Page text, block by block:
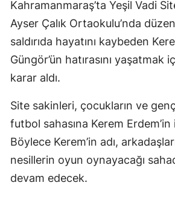
Kahramanmaraş’ta Yeşil Vadi
Ayser Çalık Ortaokulu’nda
saldırıda hayatını kaybeden
Güngör’ün hatırasını yaşatmak
karar aldı.
Site sakinleri, çocukların ve
futbol sahasına Kerem
Böylece Kerem’in adı,
nesillerin oyun oynayacağı
devam edecek.